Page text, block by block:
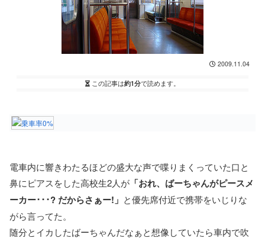
2009.11.04
この記事は約1分で読めます。
電車内に響きわたるほどの盛大な声で喋りまくっていた口と
鼻にピアスをした高校生2人が 「おれ、ばーちゃんがピースメ
ーカー･･･? だからさぁー!」 と優先席付近で携帯をいじりな
がら言ってた。
随分とイカしたばーちゃんだなぁと想像していたら車内で吹